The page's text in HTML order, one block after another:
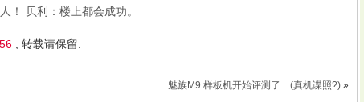
！ 贝利：楼上都会成功。
, 转载请保留.
魅族M9 样板机开始评测了…(真机谍照?) »